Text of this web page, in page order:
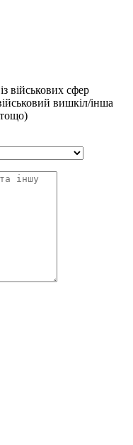
військових сфер
вишкіл/інша
тощо)